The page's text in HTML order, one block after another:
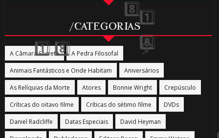
/CATEGORIAS
A Câmara Secreta A Pedra Filosofal
Animais Fantásticos e Onde Habitam Aniversários
As Relíquias da Morte Atores Bonnie Wright Crepúsculo
Críticas do oitavo filme Críticas do sétimo filme DVDs
Daniel Radcliffe Datas Especiais David Heyman
🎈